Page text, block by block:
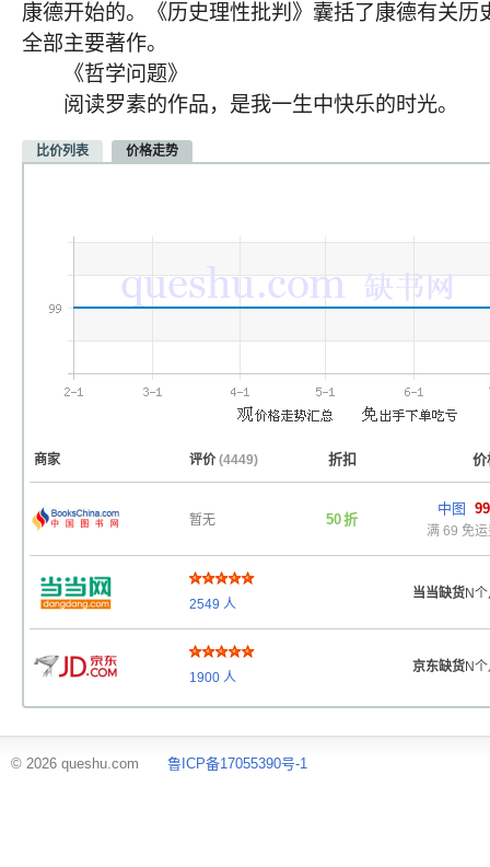
康德开始的。《历史理性批判》囊括了康德有关历
全部主要著作。
《哲学问题》
阅读罗素的作品，是我一生中快乐的时光。
比价列表 价格走势
商家 评价 (4449) 折扣 价
暂无 50折
中图
满 69 免
2549 人
当当缺货N
1900 人
京东缺货N
© 2026 queshu.com 鲁ICP备17055390号-1